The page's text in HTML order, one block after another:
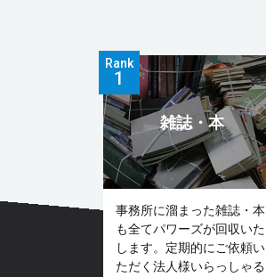
Rank
雑誌・本
事務所に溜まった雑誌・本
も全てパワーズが回収いた
します。定期的にご依頼い
ただく法人様いらっしゃる